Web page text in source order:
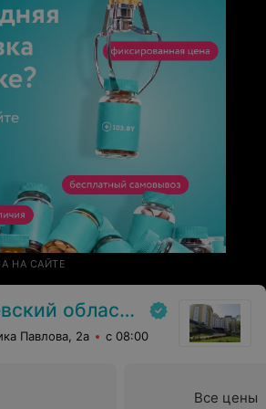
НА САЙТЕ
онкологический диспансер
Павлова, 2а с 08:00
Все цены